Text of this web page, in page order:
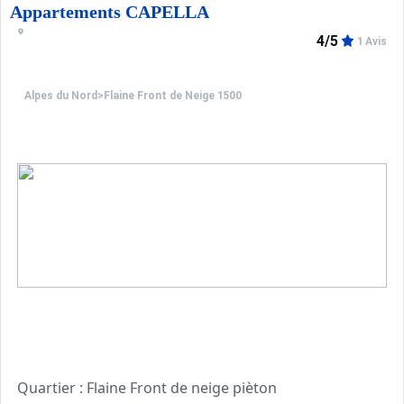
A 4,3km du golf.
Résidence de 2 étages, sans ascenseurs, construite en
Une quinzaine d'appartements par palier avec accès
Appartements CAPELLA
Alpes du Nord > Flaine Front de Neige 1500
4/5 1 Avis
Quartier : Flaine Front de neige pièton